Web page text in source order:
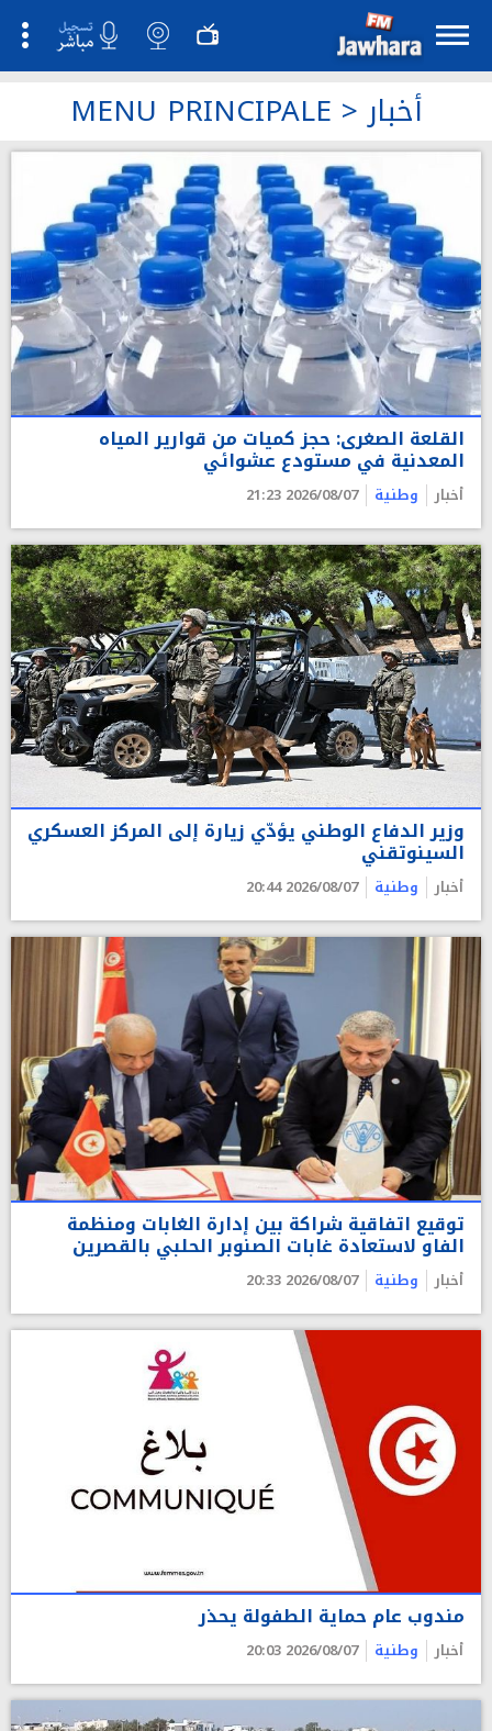
MENU PRINCIPALE >أخبار
القلعة الصغرى: حجز كميات من قوارير المياه
المعدنية في مستودع عشوائي
أخبار وطنية 2026/08/07 21:23
وزير الدفاع الوطني يؤدّي زيارة إلى المركز العسكري
السينوتقني
أخبار وطنية 2026/08/07 20:44
توقيع اتفاقية شراكة بين إدارة الغابات ومنظمة
الفاو لاستعادة غابات الصنوبر الحلبي بالقصرين
أخبار وطنية 2026/08/07 20:33
مندوب عام حماية الطفولة يحذر
أخبار وطنية 2026/08/07 20:03